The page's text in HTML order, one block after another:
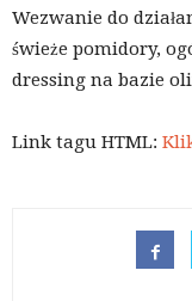
Wezwanie do
świeże pomidory,
dressing na bazie
Link tagu HTML: